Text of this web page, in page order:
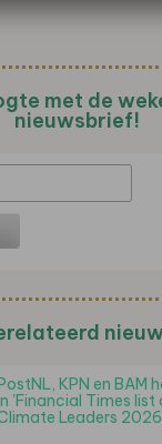
met de
nieuwsbrief!
KPN en BAM
'Financial Times list
Leaders